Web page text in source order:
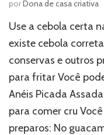
porDona de casa criativa
Use a cebola certa
existe cebola
conservas e outros
para fritar Você
Anéis Picada
para comer cru
preparos: No